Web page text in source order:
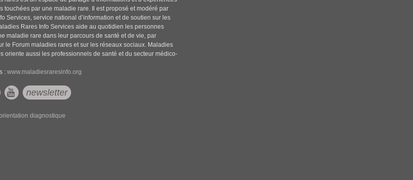
touchées par une maladie rare. Il est proposé et modéré par
Services, service national d’information et de soutien sur les
Rares Info Services aide au quotidien les personnes
maladie rare dans leur parcours de santé et de vie, par
le Forum maladies rares et sur les réseaux sociaux. Maladies
oriente aussi les professionnels de santé et du secteur médico-
:www.maladiesraresinfo.org
newsletter
diagnostique